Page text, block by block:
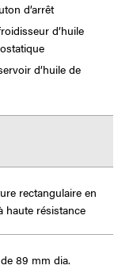
d’arrêt
d’huile
d’huile de
rectangulaire en
haute résistance
89 mm dia.